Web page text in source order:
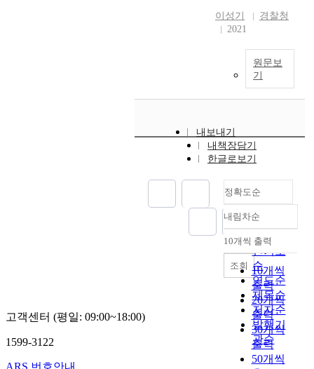
이성기
경찰청
2021
원문보
기
내보내기
내책장담기
한글로보기
정확도순
정확도
순
인기도
순
연도순
제목순
저자순
발행기
관순
내림차순
내림차순
10개씩 출력
10개씩
출력
20개씩
출력
30개씩
출력
50개씩
조회
고객센터 (평일: 09:00~18:00)
1599-3122